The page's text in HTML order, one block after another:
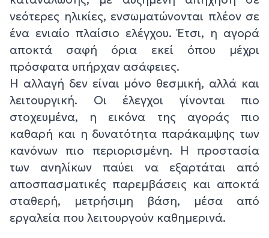
νεότερες ηλικίες, ενσωματώνονται πλέον σε
ένα ενιαίο πλαίσιο ελέγχου. Έτσι, η αγορά
αποκτά σαφή όρια εκεί όπου μέχρι
πρόσφατα υπήρχαν ασάφειες.
Η αλλαγή δεν είναι μόνο θεσμική, αλλά και
λειτουργική. Οι έλεγχοι γίνονται πιο
στοχευμένα, η εικόνα της αγοράς πιο
καθαρή και η δυνατότητα παράκαμψης των
κανόνων πιο περιορισμένη. Η προστασία
των ανηλίκων παύει να εξαρτάται από
αποσπασματικές παρεμβάσεις και αποκτά
σταθερή, μετρήσιμη βάση, μέσα από
εργαλεία που λειτουργούν καθημερινά.